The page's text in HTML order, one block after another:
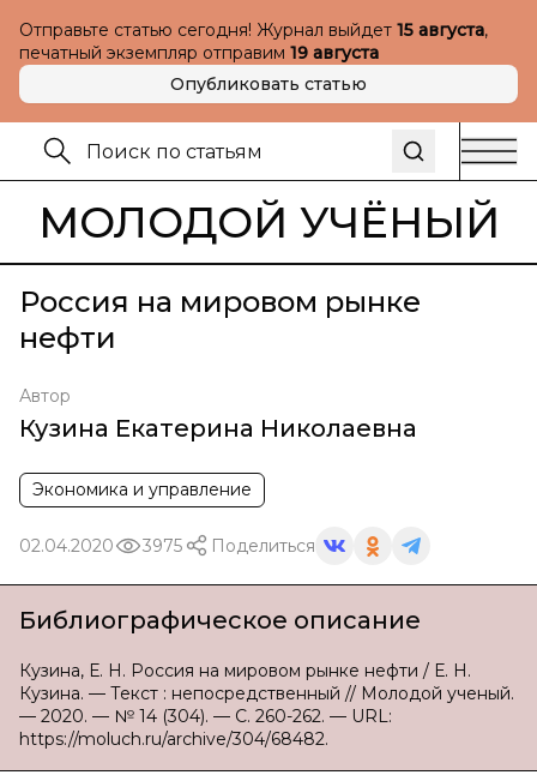
Отправьте статью сегодня! Журнал выйдет 15 августа,
печатный экземпляр отправим 19 августа
Опубликовать статью
МОЛОДОЙ УЧЁНЫЙ
Россия на мировом рынке
нефти
Автор
Кузина Екатерина Николаевна
Экономика и управление
02.04.2020 3975 Поделиться
Библиографическое описание
Кузина, Е. Н. Россия на мировом рынке нефти / Е. Н.
Кузина. — Текст : непосредственный // Молодой ученый.
— 2020. — № 14 (304). — С. 260-262. — URL:
https://moluch.ru/archive/304/68482.